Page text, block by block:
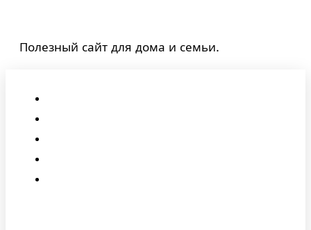
содержимому
Полезный сайт для дома и семьи.